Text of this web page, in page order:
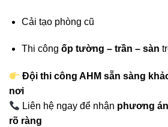
Cải tạo phòng cũ
Thi công ốp tường – trần – sàn
Đội thi công AHM sẵn sàng
nơi
Liên hệ ngay để nhận phương
rõ ràng